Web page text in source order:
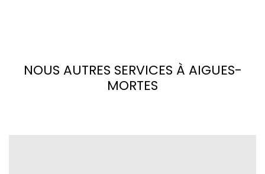
NOUS AUTRES SERVICES À AIGUES-
MORTES